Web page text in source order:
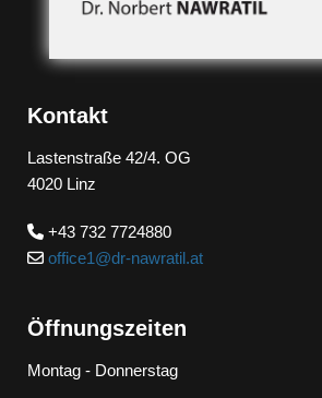
Kontakt
Lastenstraße 42/4. OG
4020 Linz
 +43 732 7724880
 office1@dr-nawratil.at
Öffnungszeiten
Montag - Donnerstag